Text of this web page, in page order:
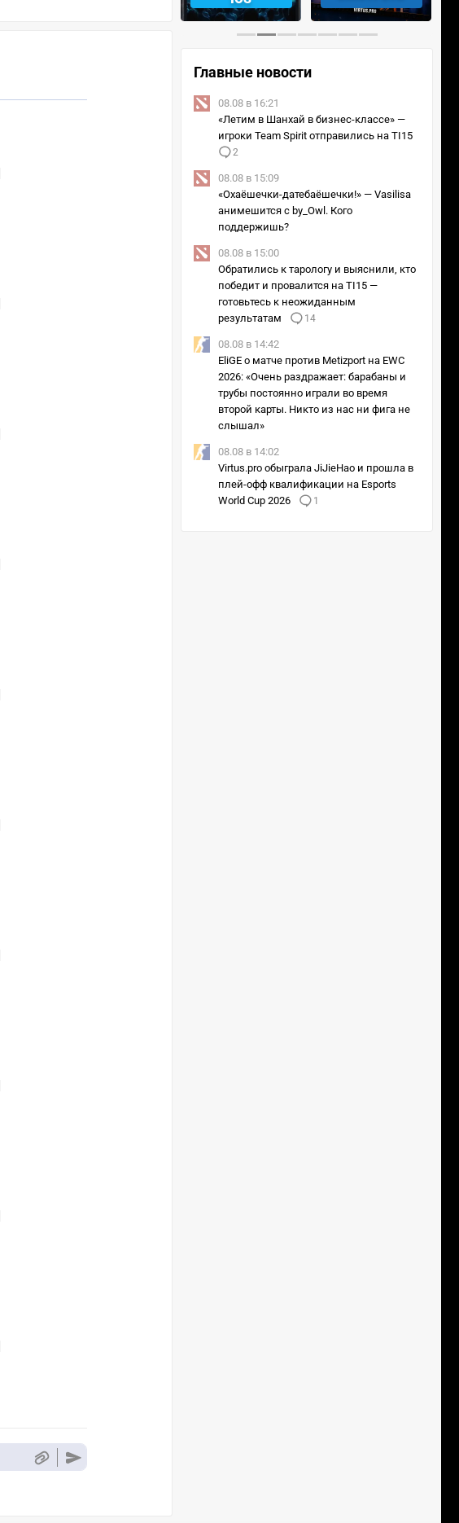
Главные новости
08.08 в 16:21
«Летим в Шанхай в бизнес-классе» —
игроки Team Spirit отправились на TI15
2
08.08 в 15:09
«Охаёшечки-датебаёшечки!» — Vasilisa
анимешится с by_Owl. Кого
поддержишь?
08.08 в 15:00
Обратились к тарологу и выяснили, кто
победит и провалится на TI15 —
готовьтесь к неожиданным
результатам
14
08.08 в 14:42
EliGE о матче против Metizport на EWC
2026: «Очень раздражает: барабаны и
трубы постоянно играли во время
второй карты. Никто из нас ни фига не
слышал»
08.08 в 14:02
Virtus.pro обыграла JiJieHao и прошла в
плей-офф квалификации на Esports
World Cup 2026
1